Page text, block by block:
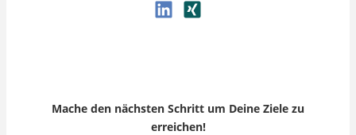
Mache den nächsten Schritt um Deine Ziele zu
erreichen!